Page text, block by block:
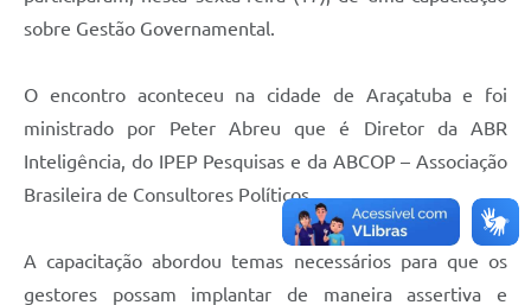
Secretarias
Contas Públicas
Legislação
Links
sobre Gestão Governamental.
O encontro aconteceu na cidade de Araçatuba e foi
ministrado por Peter Abreu que é Diretor da ABR
Inteligência, do IPEP Pesquisas e da ABCOP – Associação
Brasileira de Consultores Políticos.
A capacitação abordou temas necessários para que os
gestores possam implantar de maneira assertiva e